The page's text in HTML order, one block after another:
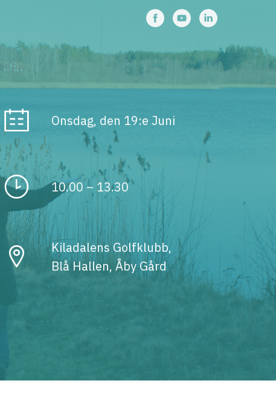
Onsdag, den 19:e Juni
10.00 – 13.30
Kiladalens Golfklubb,
Blå Hallen, Åby Gård